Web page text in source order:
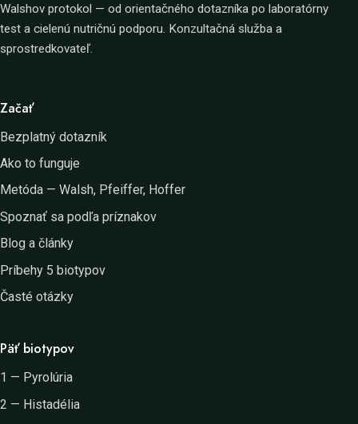
Walshov protokol — od orientačného dotazníka po laboratórny
test a cielenú nutričnú podporu. Konzultačná služba a
sprostredkovateľ.
Začať
Bezplatný dotazník
Ako to funguje
Metóda — Walsh, Pfeiffer, Hoffer
Spoznať sa podľa príznakov
Blog a články
Príbehy 5 biotypov
Časté otázky
Päť biotypov
1 — Pyrolúria
2 — Histadélia